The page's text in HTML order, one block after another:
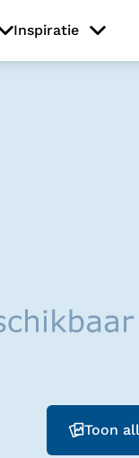
Inspiratie
Toon